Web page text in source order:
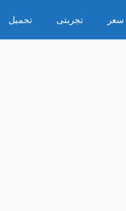
تجربتى تجميل